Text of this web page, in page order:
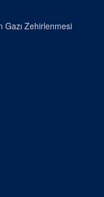
Gazı Zehirlenmesi